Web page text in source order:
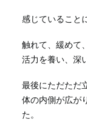
感じていること
触れて、緩めて
活力を養い、深
最後にただただ
体の内側が広が
た。